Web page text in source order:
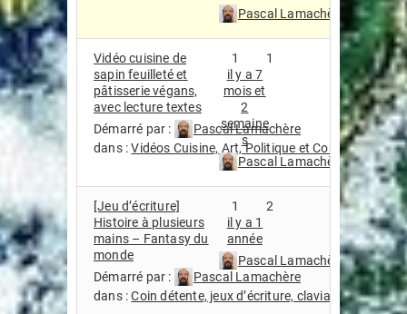
Pascal Lamachère
Vidéo cuisine de
sapin feuilleté et
pâtisserie végans,
avec lecture textes
Démarré par :
Pascal Lamachère
dans :Vidéos Cuisine, Art, Politique et Compagnie
1
1
il y a 7
mois et
2
semaine
s
Pascal Lamachère
[Jeu d’écriture]
Histoire à plusieurs
mains – Fantasy du
monde
Démarré par :
Pascal Lamachère
dans :Coin détente, jeux d’écriture, claviardage
1
2
il y a 1
année
Pascal Lamachère